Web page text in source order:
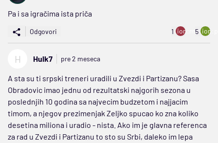
Pa i sa igračima ista priča
Odgovori 1 ion:minus
5
H Hulk7 pre 2 meseca
A sta su ti srpski treneri uradili u Zvezdi i Partizanu? Sasa
Obradovic imao jednu od rezultatski najgorih sezona u
poslednjih 10 godina sa najvecim budzetom i najjacim
timom, a njegov prezimenjak Zeljko spucao ko zna koliko
desetina miliona i uradio - nista. Ako im je glavna referenca
za rad u Zvezdi i Partizanu to sto su Srbi, daleko im lepa